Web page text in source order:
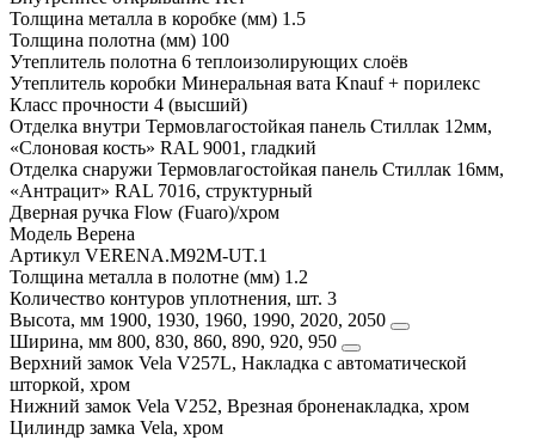
Толщина металла в коробке (мм) 1.5
Толщина полотна (мм) 100
Утеплитель полотна 6 теплоизолирующих слоёв
Утеплитель коробки Минеральная вата Knauf + порилекс
Класс прочности 4 (высший)
Отделка внутри Термовлагостойкая панель Стиллак 12мм,
«Слоновая кость» RAL 9001, гладкий
Отделка снаружи Термовлагостойкая панель Стиллак 16мм,
«Антрацит» RAL 7016, структурный
Дверная ручка Flow (Fuaro)/хром
Модель Верена
Артикул VERENA.M92M-UT.1
Толщина металла в полотне (мм) 1.2
Количество контуров уплотнения, шт. 3
Высота, мм 1900, 1930, 1960, 1990, 2020, 2050
Ширина, мм 800, 830, 860, 890, 920, 950
Верхний замок Vela V257L, Накладка с автоматической
шторкой, хром
Нижний замок Vela V252, Врезная броненакладка, хром
Цилиндр замка Vela, хром